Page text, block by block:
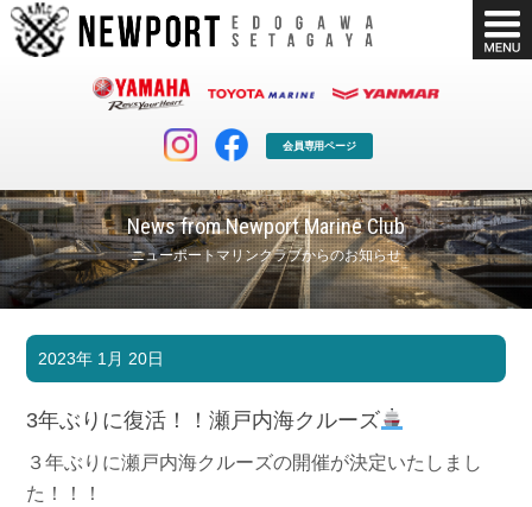
会員専用ページ
News from Newport Marine Club
ニューポートマリンクラブからのお知らせ
マリンクラブ
マリンライフを堪能したい！
ボート販売
ボート免許
長年の実績と信頼！
シースタイル
Sea-Style
2023年 1月 20日
3年ぶりに復活！！瀬戸内海クルーズ
３年ぶりに瀬戸内海クルーズの開催が決定いたしまし
た！！！